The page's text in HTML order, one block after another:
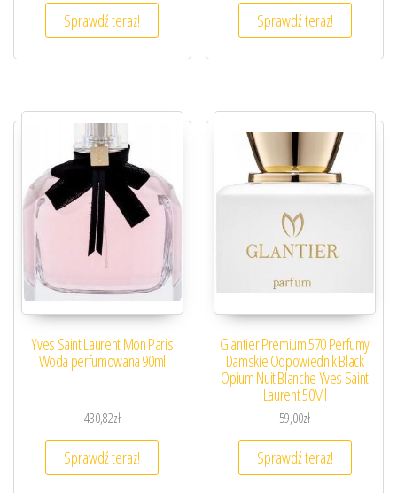
Sprawdź teraz! Sprawdź teraz!
Yves Saint Laurent Mon Paris
Woda perfumowana 90ml
430,82zł
Sprawdź teraz!
Glantier Premium 570 Perfumy
Damskie Odpowiednik Black
Opium Nuit Blanche Yves Saint
Laurent 50Ml
59,00zł
Sprawdź teraz!